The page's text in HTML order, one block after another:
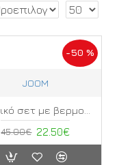
-50 %
JOOM
22.50€
45.00€